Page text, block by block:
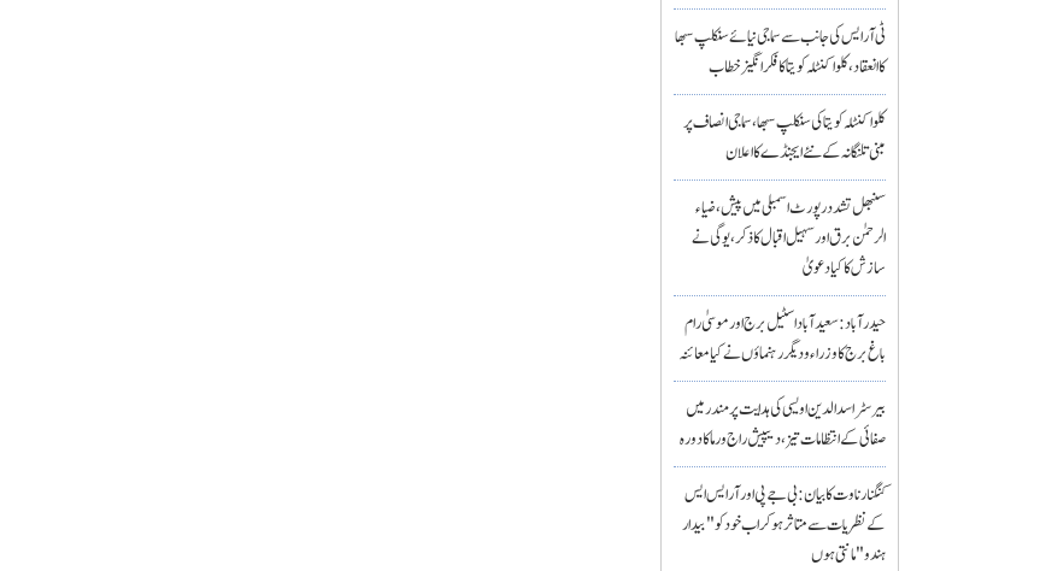
ٹی آر ایس کی جانب سے سماجی نیائے سنکلپ سبھا
کا انعقاد، کلواکنٹلہ کویتا کا فکر انگیز خطاب
کلواکنٹلہ کویتا کی سنکلپ سبھا، سماجی انصاف پر
مبنی تلنگانہ کے نئے ایجنڈے کا اعلان
سنبھل تشدد رپورٹ اسمبلی میں پیش، ضیاء
الرحمٰن برق اور سہیل اقبال کا ذکر، یوگی نے
سازش کا کیا دعویٰ
حیدرآباد: سعیدآباد اسٹیل برج اور موسیٰ رام
باغ برج کا وزراء و دیگر رہنماؤں نے کیا معائنہ
بیرسٹر اسدالدین اویسی کی ہدایت پر مندر میں
صفائی کے انتظامات تیز، دیپیش راج ورما کا دورہ
کنگنا رناوت کا بیان: بی جے پی اور آر ایس ایس
کے نظریات سے متاثر ہو کر اب خود کو "بیدار
ہندو" مانتی ہوں